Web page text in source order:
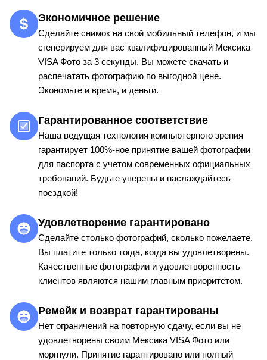
Экономичное решение
Сделайте снимок на свой мобильный телефон, и мы
сгенерируем для вас квалифицированный Мексика
VISA Фото за 3 секунды. Вы можете скачать и
распечатать фотографию по выгодной цене.
Экономьте и время, и деньги.
Гарантированное соответствие
Наша ведущая технология компьютерного зрения
гарантирует 100%-ное принятие вашей фотографии
для паспорта с учетом современных официальных
требований. Будьте уверены и наслаждайтесь
поездкой!
Удовлетворение гарантировано
Сделайте столько фотографий, сколько пожелаете.
Вы платите только тогда, когда вы удовлетворены.
Качественные фотографии и удовлетворенность
клиентов являются нашим главным приоритетом.
Ремейк и возврат гарантированы
Нет ограничений на повторную сдачу, если вы не
удовлетворены своим Мексика VISA Фото или
моргнули. Принятие гарантировано или полный